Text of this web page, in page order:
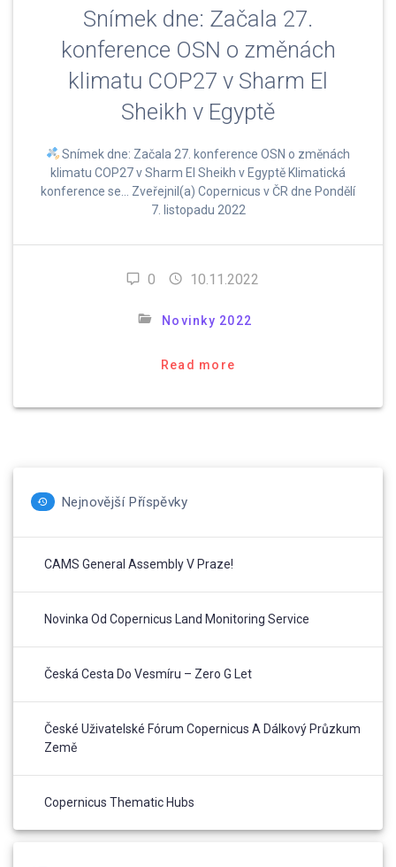
Snímek dne: Začala 27.
konference OSN o změnách
klimatu COP27 v Sharm El
Sheikh v Egyptě
Snímek dne: Začala 27. konference OSN o změnách
klimatu COP27 v Sharm El Sheikh v Egyptě Klimatická
konference se… Zveřejnil(a) Copernicus v ČR dne Pondělí
7. listopadu 2022
0 10.11.2022
Novinky 2022
Read more
Nejnovější Příspěvky
CAMS General Assembly V Praze!
Novinka Od Copernicus Land Monitoring Service
Česká Cesta Do Vesmíru – Zero G Let
České Uživatelské Fórum Copernicus A Dálkový Průzkum
Země
Copernicus Thematic Hubs